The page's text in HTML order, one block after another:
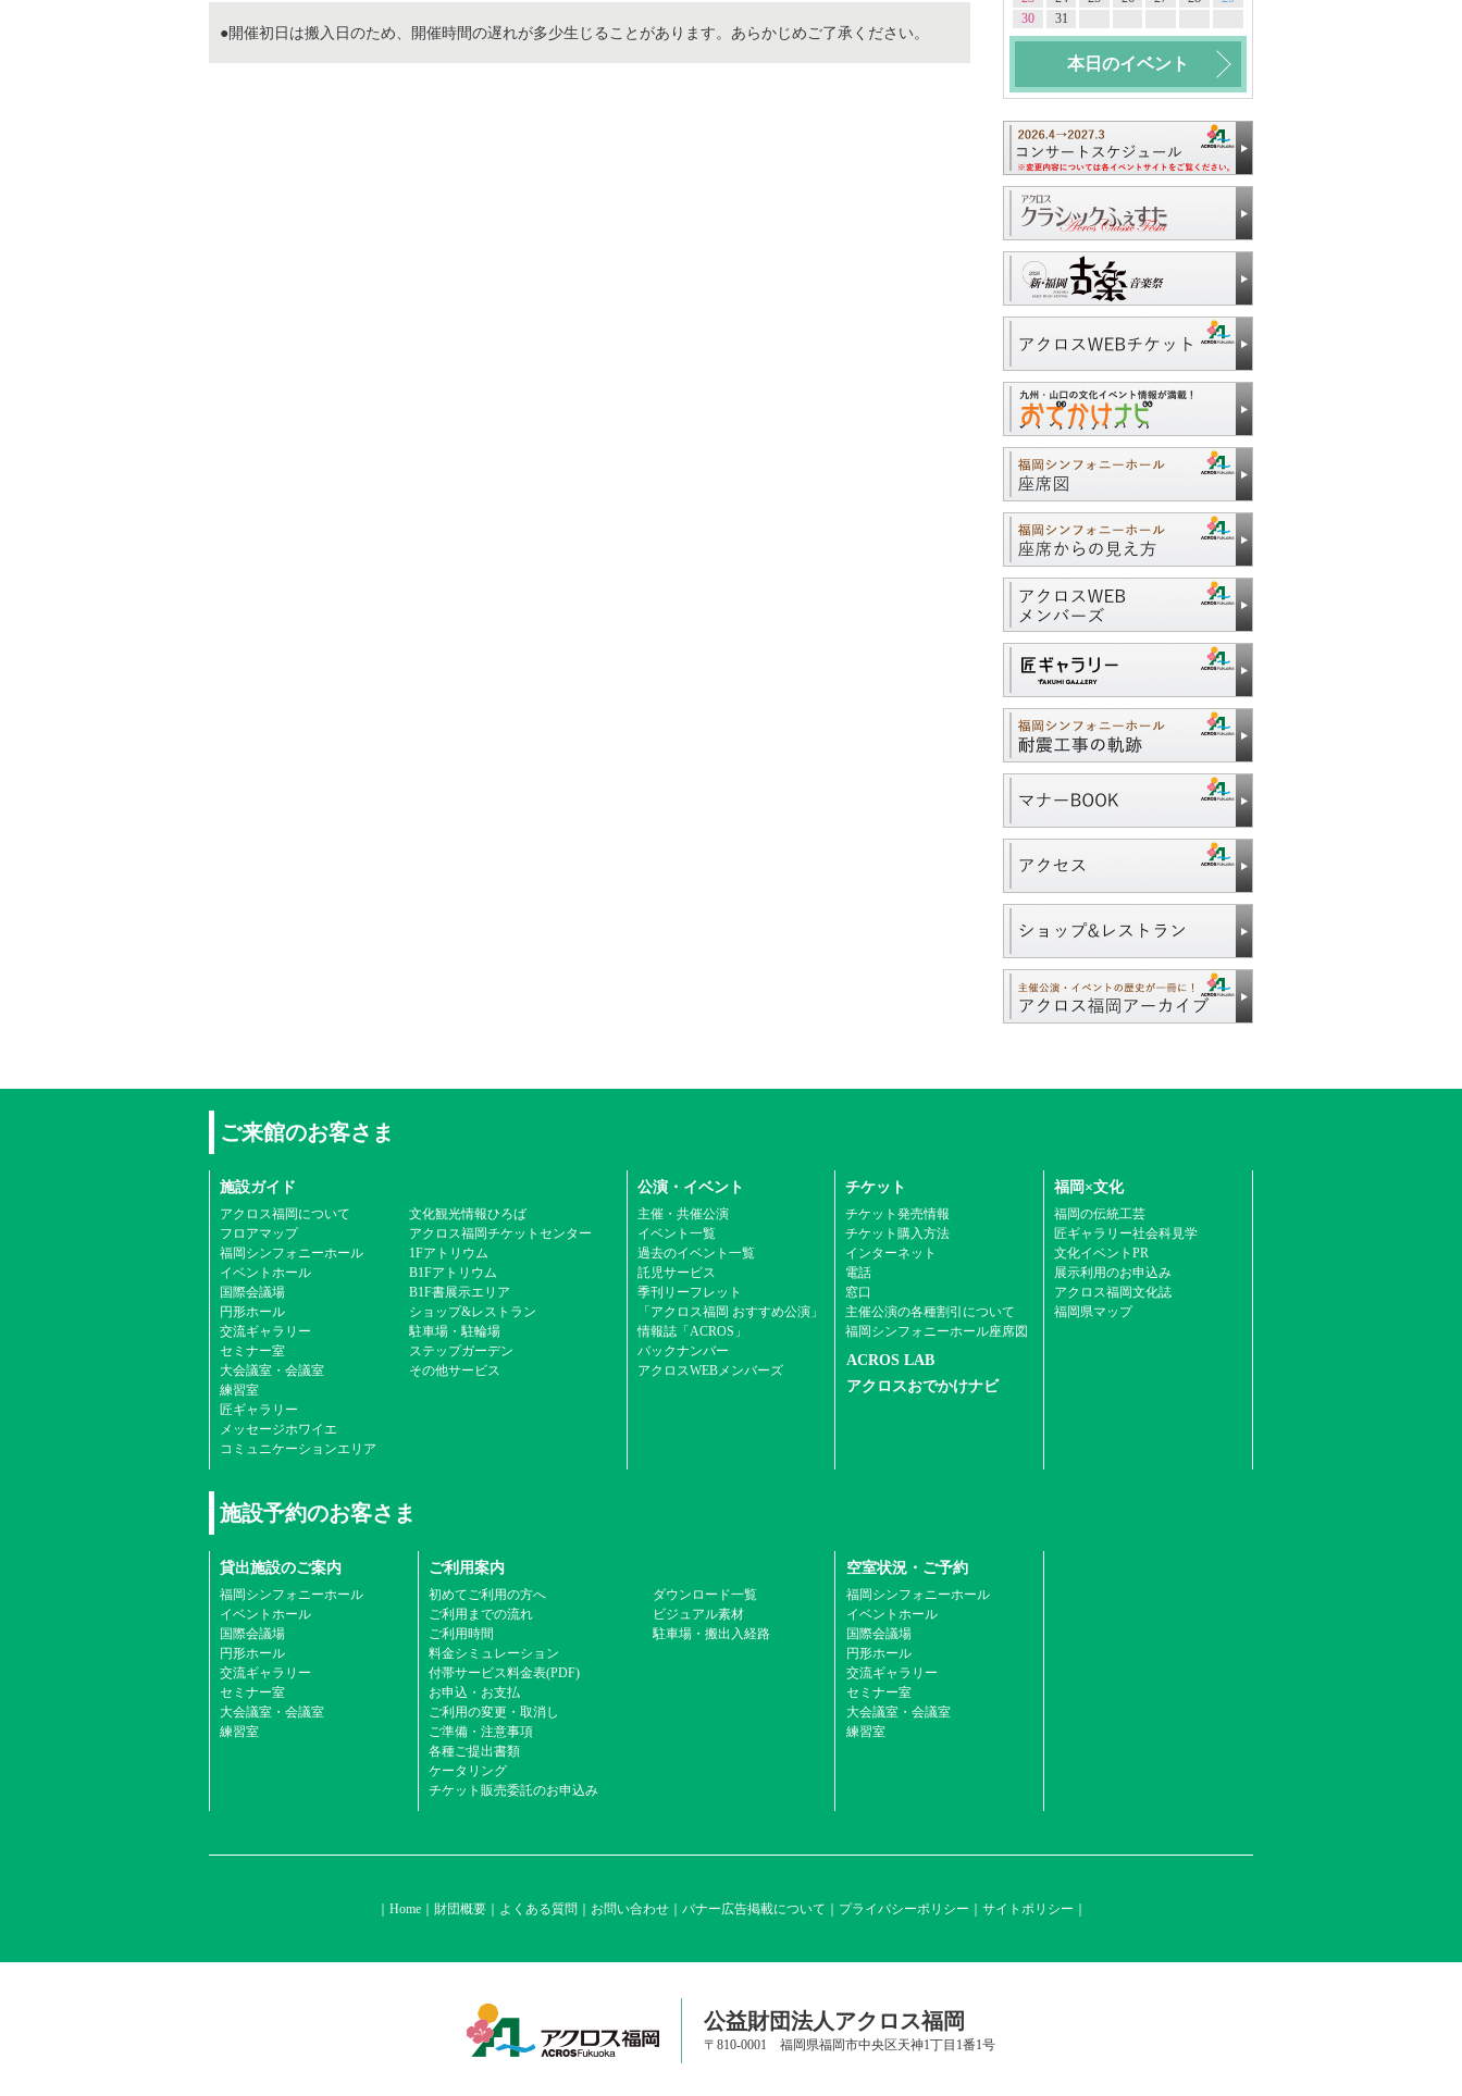
●開催初日は搬入日のため、開催時間の遅れが多少生じることがあります。あらかじめご了承ください。
30
31
本日のイベント
ご来館のお客さま
施設ガイド
アクロス福岡について
フロアマップ
福岡シンフォニーホール
イベントホール
国際会議場
円形ホール
交流ギャラリー
セミナー室
大会議室・会議室
練習室
匠ギャラリー
メッセージホワイエ
コミュニケーションエリア
文化観光情報ひろば
アクロス福岡チケットセンター
1Fアトリウム
B1Fアトリウム
B1F書展示エリア
ショップ&レストラン
駐車場・駐輪場
ステップガーデン
その他サービス
公演・イベント
主催・共催公演
イベント一覧
過去のイベント一覧
託児サービス
季刊リーフレット
「アクロス福岡 おすすめ公演」
情報誌「ACROS」
バックナンバー
アクロスWEBメンバーズ
チケット
チケット発売情報
チケット購入方法
インターネット
電話
窓口
主催公演の各種割引について
福岡シンフォニーホール座席図
福岡×文化
福岡の伝統工芸
匠ギャラリー社会科見学
文化イベントPR
展示利用のお申込み
アクロス福岡文化誌
福岡県マップ
ACROS LAB
アクロスおでかけナビ
施設予約のお客さま
貸出施設のご案内
福岡シンフォニーホール
イベントホール
国際会議場
円形ホール
交流ギャラリー
セミナー室
大会議室・会議室
練習室
ご利用案内
初めてご利用の方へ
ご利用までの流れ
ご利用時間
料金シミュレーション
付帯サービス料金表(PDF)
お申込・お支払
ご利用の変更・取消し
ご準備・注意事項
各種ご提出書類
ケータリング
チケット販売委託のお申込み
ダウンロード一覧
ビジュアル素材
駐車場・搬出入経路
空室状況・ご予約
福岡シンフォニーホール
イベントホール
国際会議場
円形ホール
交流ギャラリー
セミナー室
大会議室・会議室
練習室
Home 財団概要 よくある質問 お問い合わせ バナー広告掲載について プライバシーポリシー サイトポリシー
公益財団法人アクロス福岡
〒810-0001 福岡県福岡市中央区天神1丁目1番1号